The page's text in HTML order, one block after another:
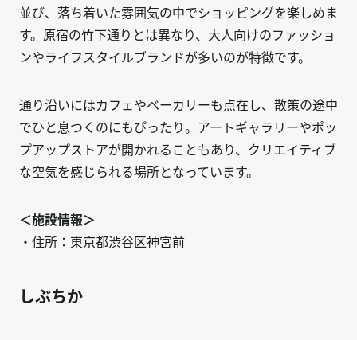
並び、落ち着いた雰囲気の中でショッピングを楽しめま
す。原宿の竹下通りとは異なり、大人向けのファッショ
ンやライフスタイルブランドが多いのが特徴です。
通り沿いにはカフェやベーカリーも点在し、散策の途中
でひと息つくのにもぴったり。アートギャラリーやポッ
プアップストアが開かれることもあり、クリエイティブ
な空気を感じられる場所となっています。
＜施設情報＞
・住所：東京都渋谷区神宮前
しぶちか